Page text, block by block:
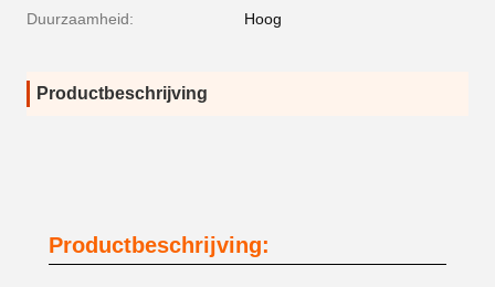
Duurzaamheid: Hoog
Productbeschrijving
Productbeschrijving: